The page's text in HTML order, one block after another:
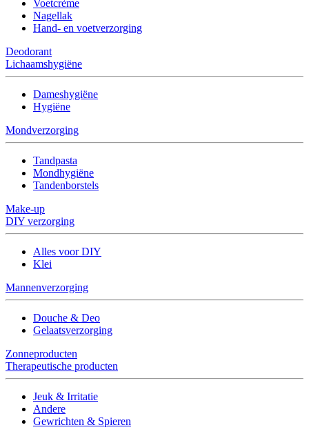
Voetcrème
Nagellak
Hand- en voetverzorging
Deodorant
Lichaamshygiëne
Dameshygiëne
Hygiëne
Mondverzorging
Tandpasta
Mondhygiëne
Tandenborstels
Make-up
DIY verzorging
Alles voor DIY
Klei
Mannenverzorging
Douche & Deo
Gelaatsverzorging
Zonneproducten
Therapeutische producten
Jeuk & Irritatie
Andere
Gewrichten & Spieren